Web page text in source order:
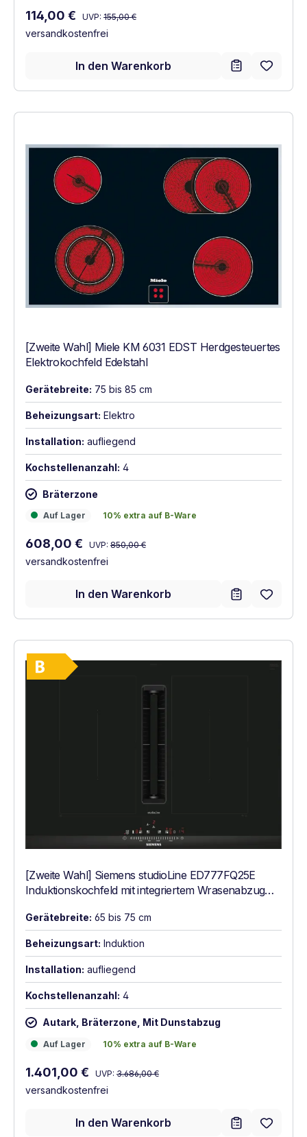
Verkaufspreis:
114,00 € Regulärer Preis:
UVP: 155,00 €
versandkostenfrei
In den Warenkorb
[Zweite Wahl] Miele KM 6031 EDST Herdgesteuertes
Elektrokochfeld Edelstahl
Gerätebreite: 75 bis 85 cm
Beheizungsart: Elektro
Installation: aufliegend
Kochstellenanzahl: 4
Bräterzone
Auf Lager
Auf Lager 10% extra auf B-Ware
10% extra auf B-Ware
Verkaufspreis:
608,00 € Regulärer Preis:
UVP: 850,00 €
versandkostenfrei
In den Warenkorb
Energieklasse B. Höchste bis niedrigste
[Zweite Wahl] Siemens studioLine ED777FQ25E
Induktionskochfeld mit integriertem Wrasenabzug
Gerätebreite: 65 bis 75 cm
Beheizungsart: Induktion
Installation: aufliegend
Kochstellenanzahl: 4
Autark, Bräterzone, Mit Dunstabzug
Auf Lager
Auf Lager 10% extra auf B-Ware
10% extra auf B-Ware
Verkaufspreis:
1.401,00 € Regulärer Preis:
UVP: 3.686,00 €
versandkostenfrei
In den Warenkorb